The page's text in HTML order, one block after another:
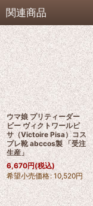
関連商品
ウマ娘 プリティーダー
ビー ヴィクトワールピ
サ（Victoire Pisa）コス
プレ靴 abccos製 「受注
生産」
6,670円(税込)
希望小売価格: 10,520円